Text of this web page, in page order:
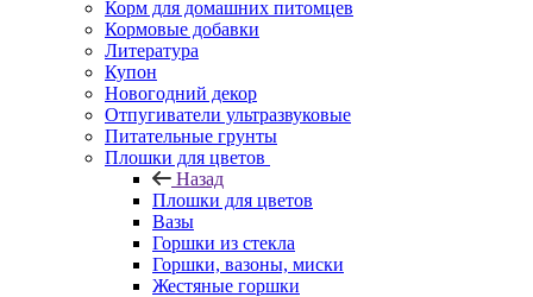
Корм для домашних питомцев
Кормовые добавки
Литература
Купон
Новогодний декор
Отпугиватели ультразвуковые
Питательные грунты
Плошки для цветов
Назад
Плошки для цветов
Вазы
Горшки из стекла
Горшки, вазоны, миски
Жестяные горшки